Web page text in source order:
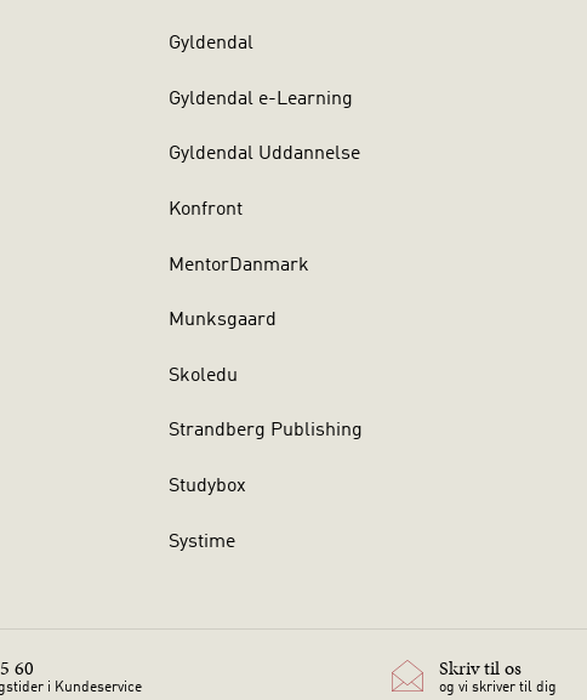
Gyldendal
Gyldendal e-Learning
Gyldendal Uddannelse
Konfront
MentorDanmark
Munksgaard
Skoledu
Strandberg Publishing
Studybox
Systime
60
i Kundeservice
Skriv til os
og vi skriver til dig